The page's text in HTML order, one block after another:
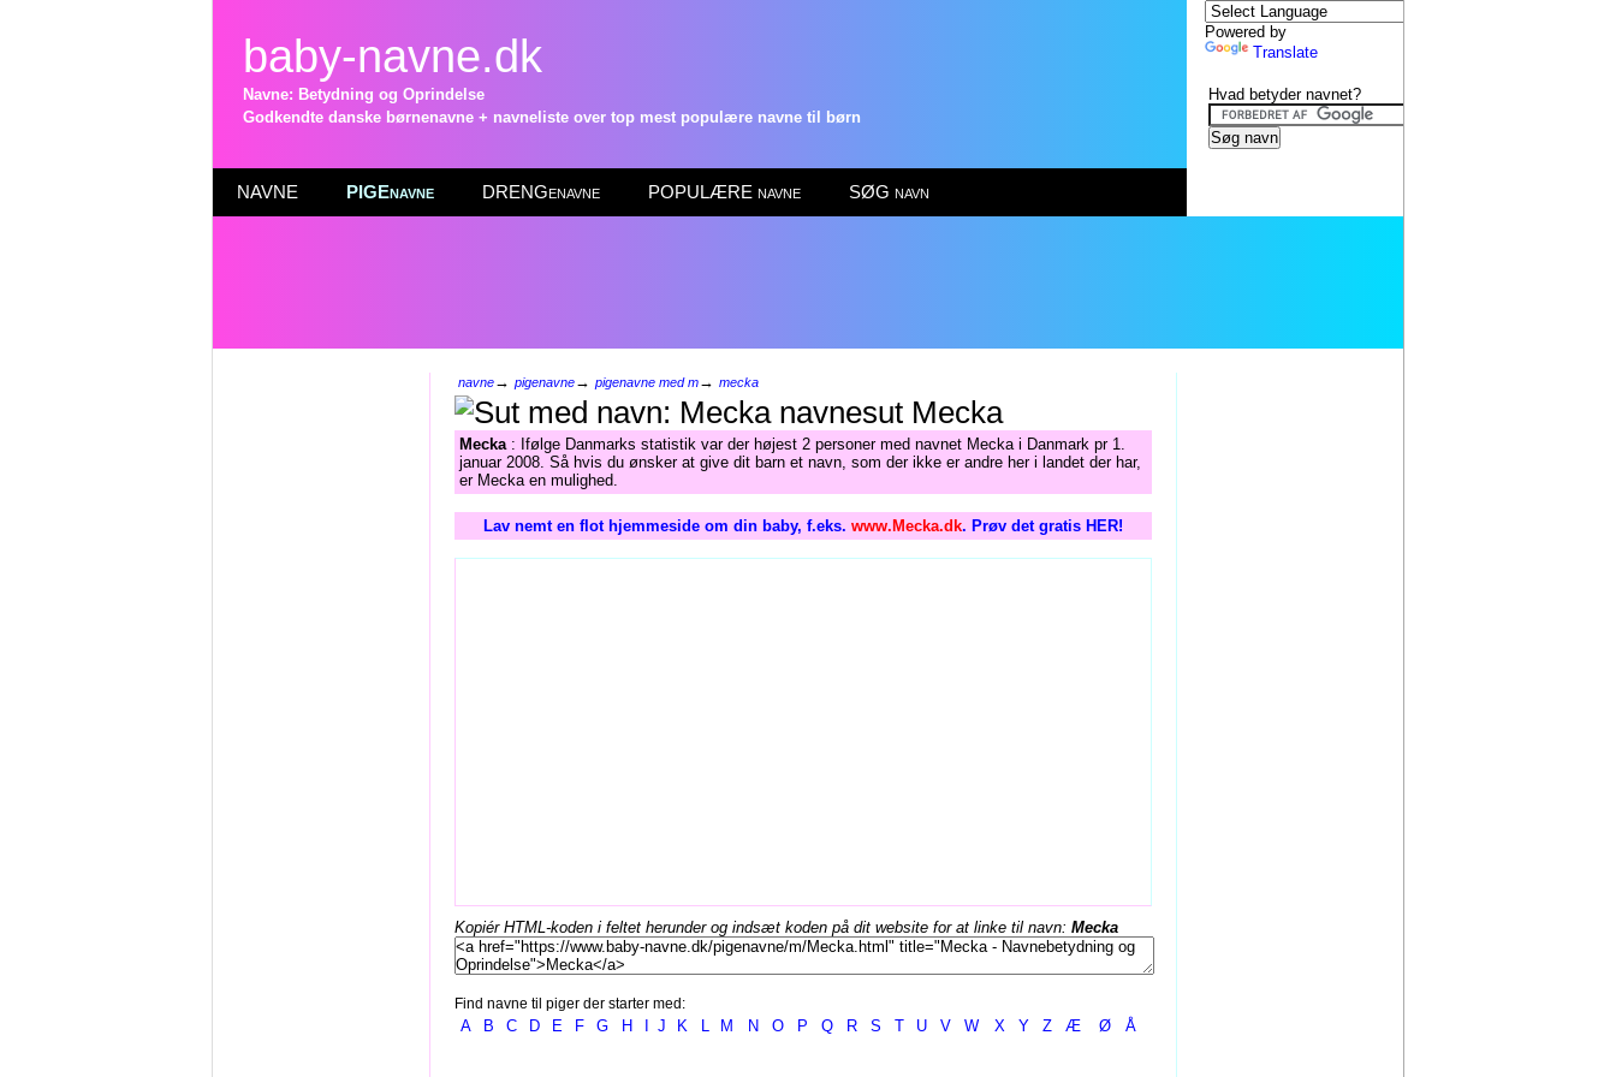
baby-navne.dk
Navne: Betydning og Oprindelse
Godkendte danske børnenavne + navneliste over top mest populære navne til børn
NAVNE PIGEnavne DRENGenavne POPULÆRE navne SØG navn
navne→ pigenavne→ pigenavne med m→ mecka
Mecka
Mecka: Ifølge Danmarks statistik var der højest 2 personer med navnet Mecka i Danmark pr 1.
januar 2008. Så hvis du ønsker at give dit barn et navn, som der ikke er andre her i landet der har,
er Mecka en mulighed.
Lav nemt en flot hjemmeside om din baby, f.eks. www.Mecka.dk. Prøv det gratis HER!
Kopiér HTML-koden i feltet herunder og indsæt koden på dit website for at linke til navn: Mecka
Find navne til piger der starter med:
A B C D E F G H J K L M N O P Q R S T U V W X Y Z Æ Ø Å
Powered by
Translate
Hvad betyder navnet?